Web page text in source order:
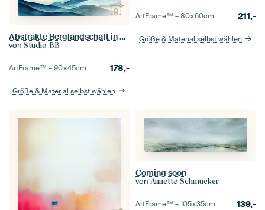
Abstrakte Berglandschaft in Blau
von Studio BB
ArtFrame™ –90×45cm 178,-
Größe & Material selbst wählen
ArtFrame™ –80×60cm 211,-
Größe & Material selbst wählen
Coming soon
von Annette Schmucker
ArtFrame™ –105×35cm 139,-